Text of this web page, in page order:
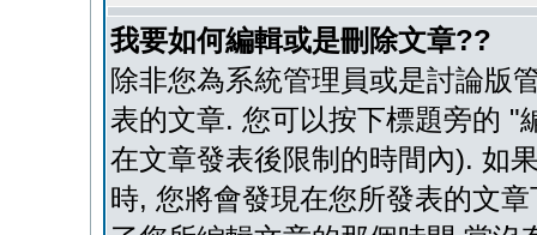
我要如何編輯或是刪除文章??
除非您為系統管理員或是討論版
表的文章. 您可以按下標題旁的 "
在文章發表後限制的時間內). 如
時, 您將會發現在您所發表的文